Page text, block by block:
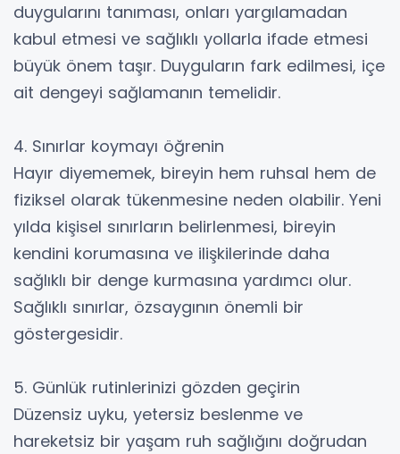
duygularını tanıması, onları yargılamadan
kabul etmesi ve sağlıklı yollarla ifade etmesi
büyük önem taşır. Duyguların fark edilmesi, içe
ait dengeyi sağlamanın temelidir.
4. Sınırlar koymayı öğrenin
Hayır diyememek, bireyin hem ruhsal hem de
fiziksel olarak tükenmesine neden olabilir. Yeni
yılda kişisel sınırların belirlenmesi, bireyin
kendini korumasına ve ilişkilerinde daha
sağlıklı bir denge kurmasına yardımcı olur.
Sağlıklı sınırlar, özsaygının önemli bir
göstergesidir.
5. Günlük rutinlerinizi gözden geçirin
Düzensiz uyku, yetersiz beslenme ve
hareketsiz bir yaşam ruh sağlığını doğrudan